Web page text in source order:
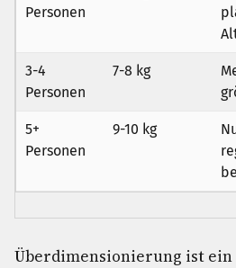
Personen
3-4
Personen
7-8 kg
5+
Personen
9-10 kg
Überdimensionierung ist ein